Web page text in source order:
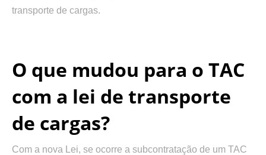
transporte de cargas.
O que mudou para o TAC
com a lei de transporte
de cargas?
Com a nova Lei, se ocorre a subcontratação de um TAC